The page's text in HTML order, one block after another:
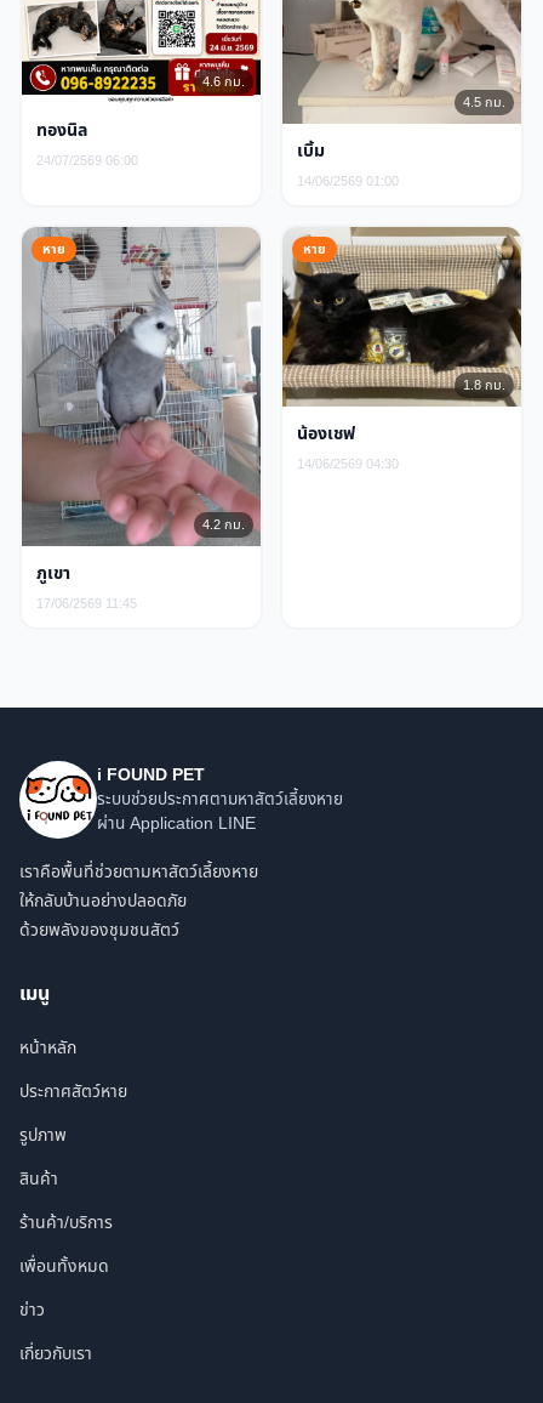
4.6 กม.
ทองนิล
24/07/2569 06:00
4.5 กม.
เบิ้ม
14/06/2569 01:00
หาย
4.2 กม.
ภูเขา
17/06/2569 11:45
หาย
1.8 กม.
น้องเชฟ
14/06/2569 04:30
i FOUND PET
ระบบช่วยประกาศตามหาสัตว์เลี้ยงหาย
ผ่าน Application LINE
เราคือพื้นที่ช่วยตามหาสัตว์เลี้ยงหาย
ให้กลับบ้านอย่างปลอดภัย
ด้วยพลังของชุมชนสัตว์
เมนู
หน้าหลัก
ประกาศสัตว์หาย
รูปภาพ
สินค้า
ร้านค้า/บริการ
เพื่อนทั้งหมด
ข่าว
เกี่ยวกับเรา